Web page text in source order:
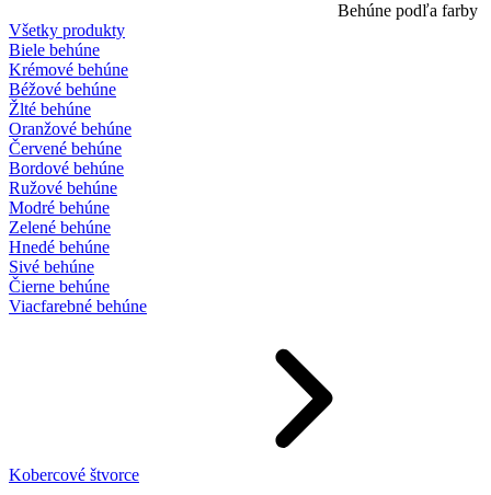
Behúne podľa farby
Všetky produkty
Biele behúne
Krémové behúne
Béžové behúne
Žlté behúne
Oranžové behúne
Červené behúne
Bordové behúne
Ružové behúne
Modré behúne
Zelené behúne
Hnedé behúne
Sivé behúne
Čierne behúne
Viacfarebné behúne
Kobercové štvorce